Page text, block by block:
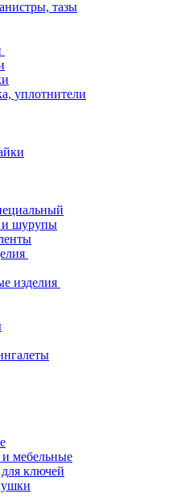
тазы
уплотнители
и шурупы
изделия
мебельные
ключей